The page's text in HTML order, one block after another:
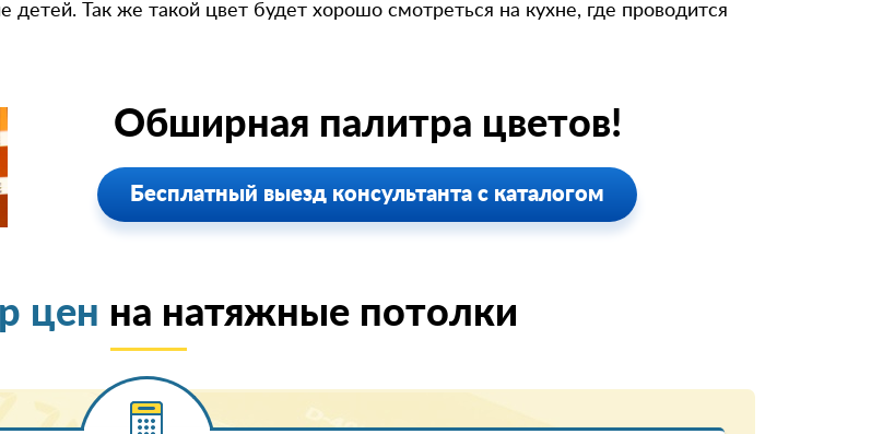
детей. Так же такой цвет будет хорошо смотреться на кухне, где проводится
Обширная палитра цветов!
Бесплатный выезд консультанта с каталогом
цен на натяжные потолки